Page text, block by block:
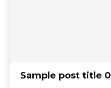
Sample post title 0